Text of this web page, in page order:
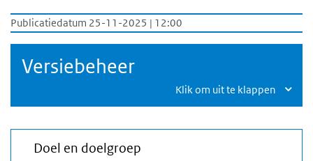
Publicatiedatum 25-11-2025 | 12:00
Versiebeheer
Klik om uit te klappen
Doel en doelgroep